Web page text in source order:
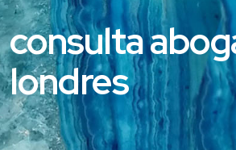
consulta
londres